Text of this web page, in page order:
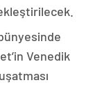
Venedik